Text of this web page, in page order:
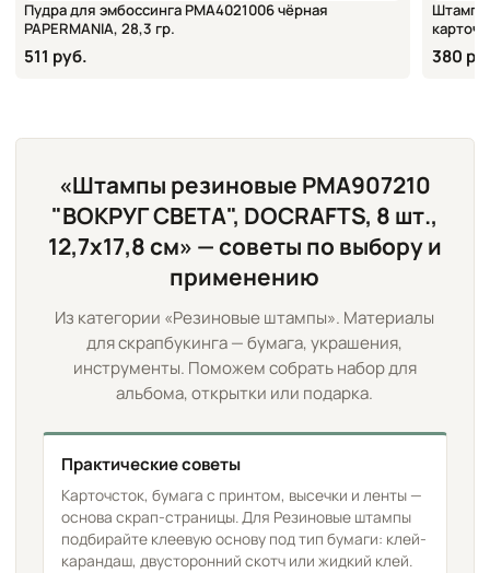
Пудра для эмбоссинга PMA4021006 чёрная
PAPERMANIA, 28,3 гр.
511 руб.
Штампы
380
«Штампы резиновые PMA907210
"ВОКРУГ СВЕТА", DOCRAFTS, 8 шт.,
12,7х17,8 см» — советы по выбору и
применению
Из категории «Резиновые штампы». Материалы
для скрапбукинга — бумага, украшения,
инструменты. Поможем собрать набор для
альбома, открытки или подарка.
Практические советы
Карточсток, бумага с принтом, высечки и ленты —
основа скрап-страницы. Для Резиновые штампы
подбирайте клеевую основу под тип бумаги: клей-
карандаш, двусторонний скотч или жидкий клей.